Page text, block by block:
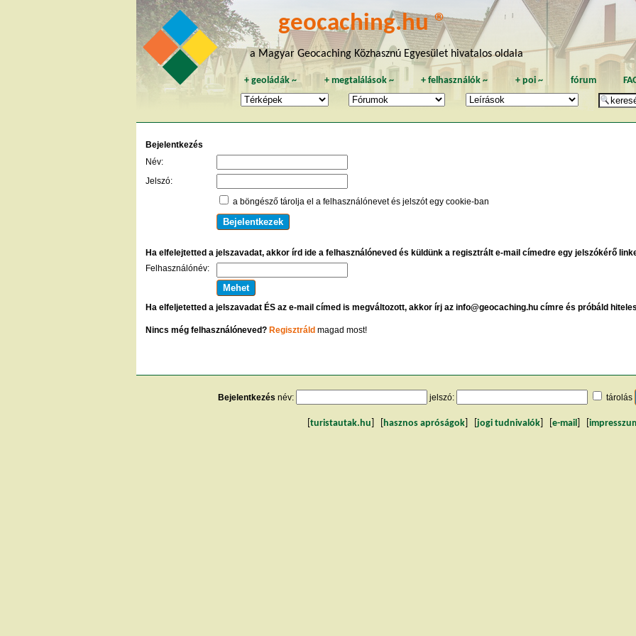
geocaching.hu ®
a Magyar Geocaching Közhasznú Egyesület hivatalos oldala
+geoládák~ + megtalálások~ +felhasználók ~ + poi~ fórum
Bejelentkezés
Név:
Jelszó:
a böngésző tárolja el a felhasználónevet és jelszót egy cookie-ban
Ha elfelejtetted a jelszavadat, akkor írd ide a felhasználóneved és küldünk a regisztrált e-mail címedre egy jelszókérő
Felhasználónév:
Ha elfeljetetted a jelszavadat ÉS az e-mail címed is megváltozott, akkor írj az info@geocaching.hu címre és próbáld
Nincs még felhasználóneved? Regisztráld magad most!
Bejelentkezés név: jelszó: tárolás
turistautak.hu hasznos apróságok jogi tudnivalók e-mail